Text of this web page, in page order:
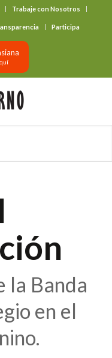
Trabaje con Nosotros
Participa
la Banda
en el